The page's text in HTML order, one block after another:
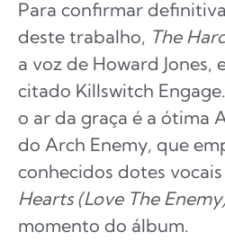
Para confirmar
deste trabalho, The
a voz de Howard Jones,
citado Killswitch
o ar da graça é a ótima
do Arch Enemy, que
conhecidos dotes
Hearts (Love The
momento do álbum.